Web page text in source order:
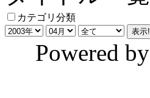
カテゴリ分類
Powered by